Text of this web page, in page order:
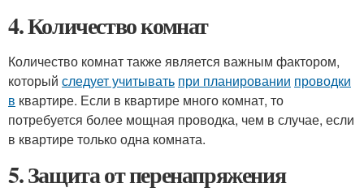
4. Количество комнат
Количество комнат также является важным фактором,
который следует учитывать при планировании проводки
в квартире. Если в квартире много комнат, то
потребуется более мощная проводка, чем в случае, если
в квартире только одна комната.
5. Защита от перенапряжения